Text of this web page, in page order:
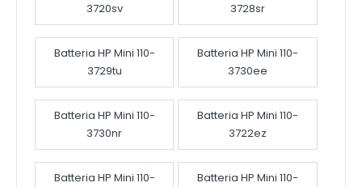
3720sv
3728sr
Batteria HP Mini 110-
3729tu
Batteria HP Mini 110-
3730ee
Batteria HP Mini 110-
3730nr
Batteria HP Mini 110-
3722ez
Batteria HP Mini 110-
Batteria HP Mini 110-